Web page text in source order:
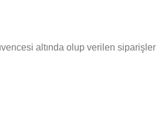
altında olup verilen siparişler